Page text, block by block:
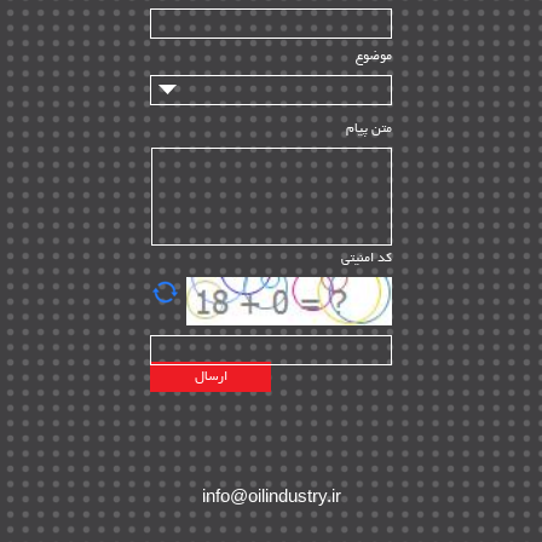
سازندگان و تامین کنندگان | ۱۰
تامین مالی و سرمایه گذاری | ۳۲
ماشین آلات
مدیریت پروژه
مدیریت دانش
مدیریت سازمانی و عمومی | ۲
تأمین کالا | ۱۳
EPC | ۲۰
پیمانکاران بین المللی | ۸
اطلاعات انرژی کشورها | ۱۴
پروژه های خارجی
نقشه های نفت و گاز خارجی | ۱۰
شرکت های نفتی | ۱۴
پلانت های فعال | ۴۰
طرح ها و پروژه ها | ۳۵
موضوع
متن پیام
کد امنیتی
info@oilindustry.ir